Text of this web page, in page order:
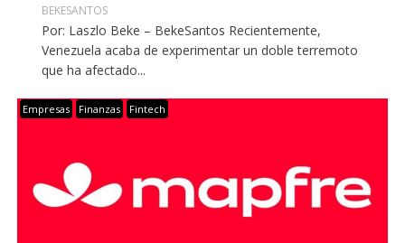
BEKESANTOS
Por: Laszlo Beke – BekeSantos Recientemente,
Venezuela acaba de experimentar un doble terremoto
que ha afectado...
Empresas Finanzas Fintech